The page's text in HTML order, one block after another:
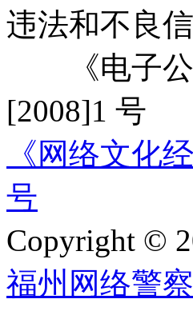
违法和不良
《电子公
[2008]1 号
《网络文化
号
Copyright ©
福州网络警